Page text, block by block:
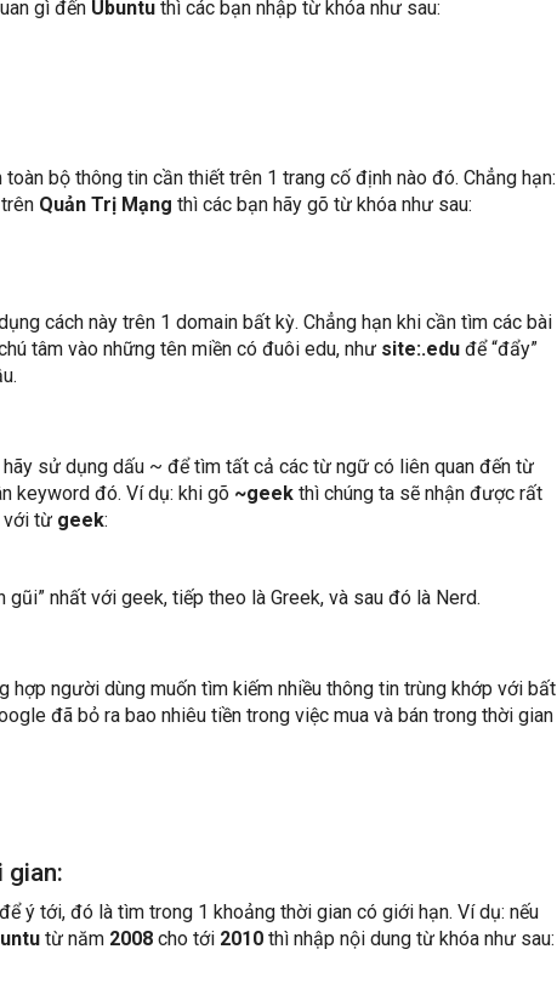
gì đến Ubuntu thì các bạn nhập từ khóa như sau:
bộ thông tin cần thiết trên 1 trang cố định nào đó. Chẳng hạn:
trên Quản Trị Mạng thì các bạn hãy gõ từ khóa như sau:
cách này trên 1 domain bất kỳ. Chẳng hạn khi cần tìm các bài
tâm vào những tên miền có đuôi edu, như site:.edu để “đẩy”
sử dụng dấu ~ để tìm tất cả các từ ngữ có liên quan đến từ
keyword đó. Ví dụ: khi gõ ~geek thì chúng ta sẽ nhận được rất
với từ geek:
nhất với geek, tiếp theo là Greek, và sau đó là Nerd.
hợp người dùng muốn tìm kiếm nhiều thông tin trùng khớp với bất
đã bỏ ra bao nhiêu tiền trong việc mua và bán trong thời gian
gian:
ý tới, đó là tìm trong 1 khoảng thời gian có giới hạn. Ví dụ: nếu
từ năm 2008 cho tới 2010 thì nhập nội dung từ khóa như sau: